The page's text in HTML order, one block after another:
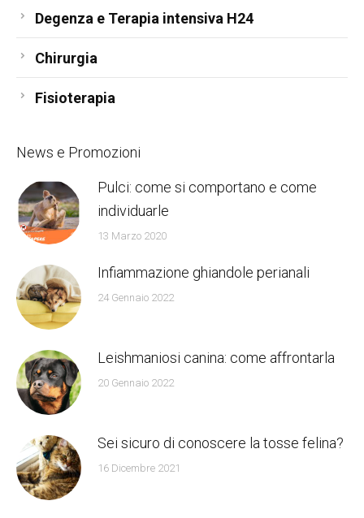
Degenza e Terapia intensiva H24
Chirurgia
Fisioterapia
News e Promozioni
Pulci: come si comportano e come
individuarle
13 Marzo 2020
Infiammazione ghiandole perianali
24 Gennaio 2022
Leishmaniosi canina: come affrontarla
20 Gennaio 2022
Sei sicuro di conoscere la tosse felina?
16 Dicembre 2021